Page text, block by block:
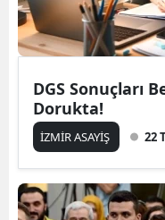
DGS Sonuçları
Dorukta!
İZMİR ASAYİŞ 22